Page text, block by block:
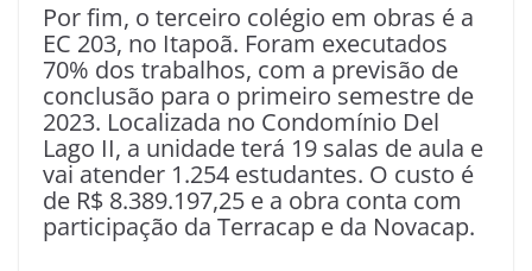
Por fim, o terceiro colégio em obras é a
EC 203, no Itapoã. Foram executados
70% dos trabalhos, com a previsão de
conclusão para o primeiro semestre de
2023. Localizada no Condomínio Del
Lago II, a unidade terá 19 salas de aula e
vai atender 1.254 estudantes. O custo é
de R$ 8.389.197,25 e a obra conta com
participação da Terracap e da Novacap.